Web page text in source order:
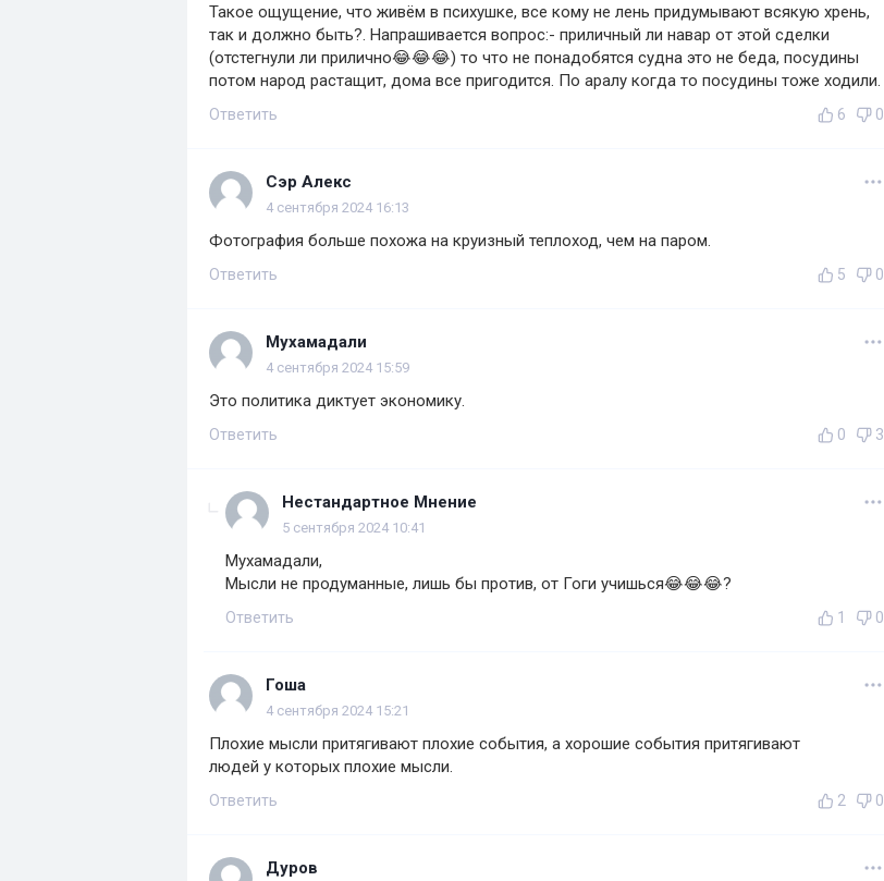
Такое ощущение, что живём в психушке, все кому не лень придумывают всякую хрень,
так и должно быть?. Напрашивается вопрос:- приличный ли навар от этой сделки
(отстегнули ли прилично😂😂😂) то что не понадобятся судна это не беда, посудины
потом народ растащит, дома все пригодится. По аралу когда то посудины тоже ходили.
Ответить 6 0
Сэр Алекс
4 сентября 2024 16:13
Фотография больше похожа на круизный теплоход, чем на паром.
Ответить 5 0
Мухамадали
4 сентября 2024 15:59
Это политика диктует экономику.
Ответить 0 3
Нестандартное Мнение
5 сентября 2024 10:41
Мухамадали,
Мысли не продуманные, лишь бы против, от Гоги учишься😂😂😂?
Ответить 1 0
Гоша
4 сентября 2024 15:21
Плохие мысли притягивают плохие события, а хорошие события притягивают
людей у которых плохие мысли.
Ответить 2 0
Дуров